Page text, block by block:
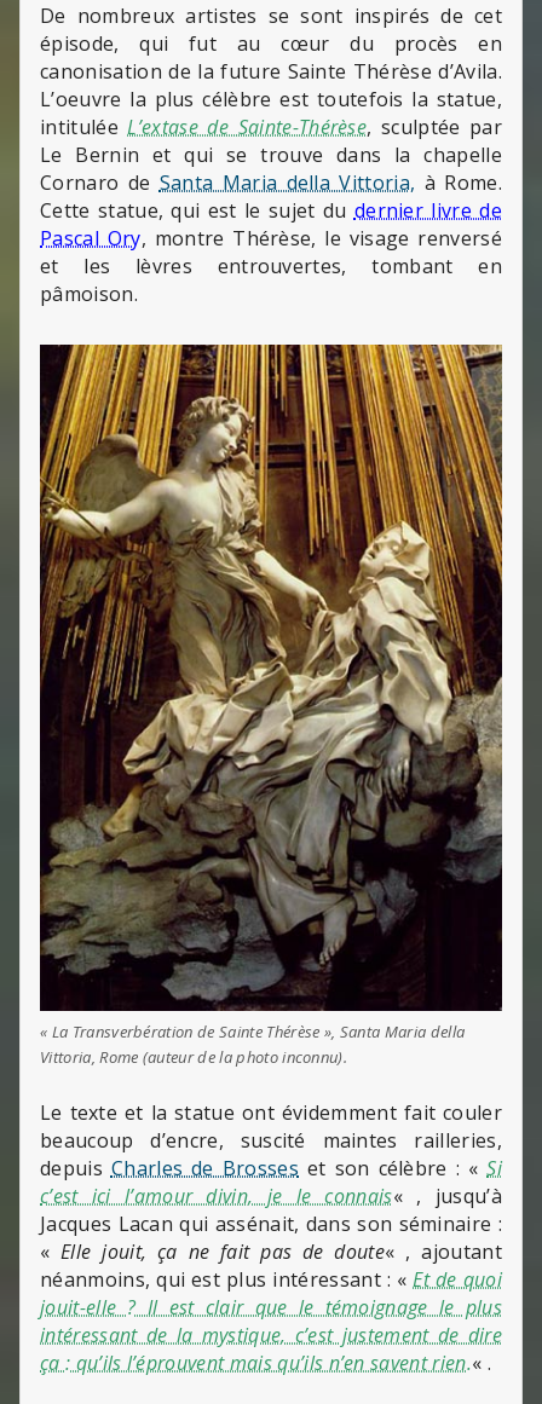
De nombreux artistes se sont inspirés de cet
épisode, qui fut au cœur du procès en
canonisation de la future Sainte Thérèse d’Avila.
L’oeuvre la plus célèbre est toutefois la statue,
intituléeL’extase de Sainte-Thérèse, sculptée par
Le Bernin et qui se trouve dans la chapelle
Cornaro de Santa Maria della Vittoria, à Rome.
Cette statue, qui est le sujet du dernier livre de
Pascal Ory, montre Thérèse, le visage renversé
et les lèvres entrouvertes, tombant en
pâmoison.
« La Transverbération de Sainte Thérèse », Santa Maria della
Vittoria, Rome (auteur de la photo inconnu).
Le texte et la statue ont évidemment fait couler
beaucoup d’encre, suscité maintes railleries,
depuis Charles de Brosses et son célèbre : «Si
c’est ici l’amour divin, je le connais« , jusqu’à
Jacques Lacan qui assénait, dans son séminaire :
«Elle jouit, ça ne fait pas de doute« , ajoutant
néanmoins, qui est plus intéressant : «Et de quoi
jouit-elle ? Il est clair que le témoignage le plus
intéressant de la mystique, c’est justement de dire
ça : qu’ils l’éprouvent mais qu’ils n’en savent rien.« .